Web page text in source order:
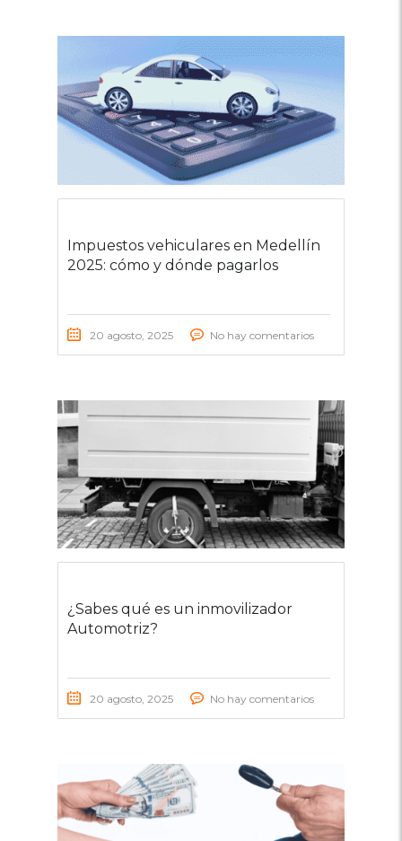
Impuestos vehiculares en Medellín
2025: cómo y dónde pagarlos
20 agosto, 2025 No hay comentarios
¿Sabes qué es un inmovilizador
Automotriz?
20 agosto, 2025 No hay comentarios